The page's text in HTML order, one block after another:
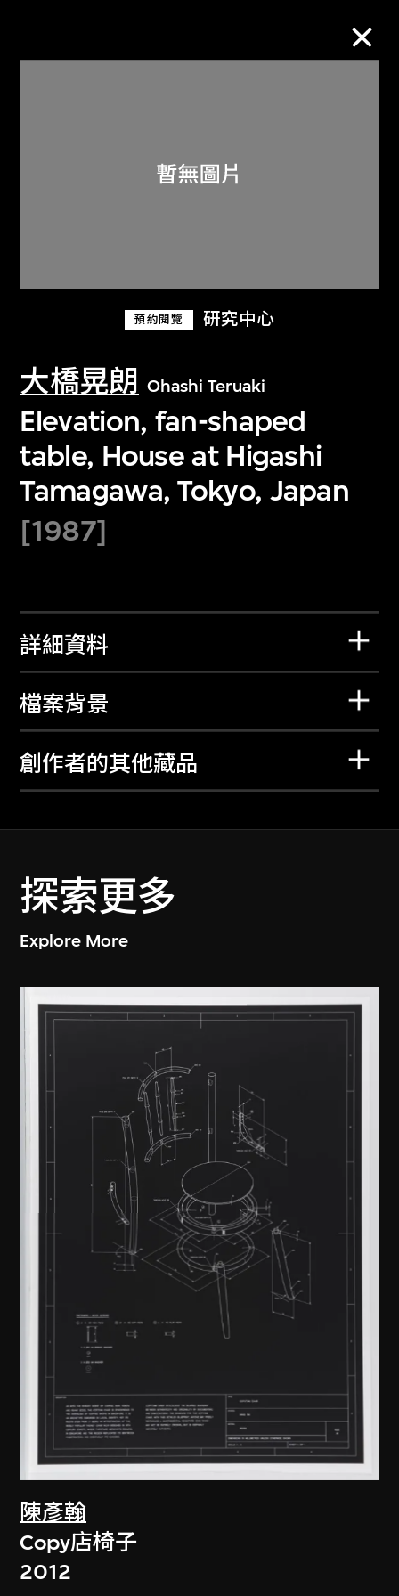
預約閱覽 研究中心
大橋晃朗 Ohashi Teruaki
Elevation, fan-shaped
table, House at Higashi
Tamagawa, Tokyo, Japan
[1987]
詳細資料
檔案背景
創作者的其他藏品
探索更多
Explore More
陳彥翰
Copy店椅子
2012
關於M+藏品
探索世界頂級的二十及二十一世紀視覺
文化藏品。